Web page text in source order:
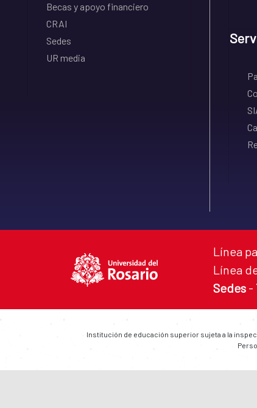
Becas y apoyo financiero
CRAI
Sedes
UR media
Línea
Línea
Sedes -
Institución de educación superior sujeta a la